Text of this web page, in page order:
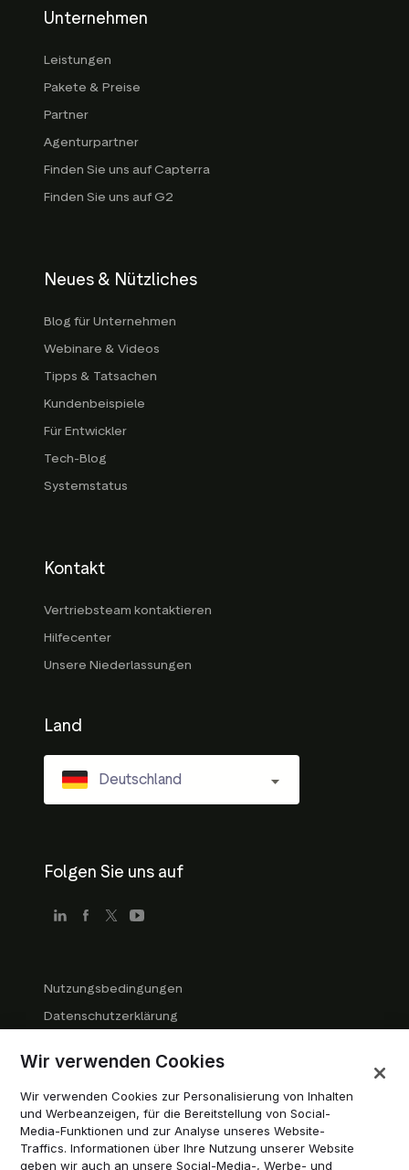
Unternehmen
Leistungen
Pakete & Preise
Partner
Agenturpartner
Finden Sie uns auf Capterra
Finden Sie uns auf G2
Neues & Nützliches
Blog für Unternehmen
Webinare & Videos
Tipps & Tatsachen
Kundenbeispiele
Für Entwickler
Tech-Blog
Systemstatus
Kontakt
Vertriebsteam kontaktieren
Hilfecenter
Unsere Niederlassungen
Land
Deutschland
Folgen Sie uns auf
Nutzungsbedingungen
Datenschutzerklärung
Markenrichtlinien
Cookies verwalten
Modern Slavery Statement
Impressum
Wir verwenden Cookies
Wir verwenden Cookies zur Personalisierung von Inhalten
und Werbeanzeigen, für die Bereitstellung von Social-
Media-Funktionen und zur Analyse unseres Website-
Traffics. Informationen über Ihre Nutzung unserer Website
geben wir auch an unsere Social-Media-, Werbe- und